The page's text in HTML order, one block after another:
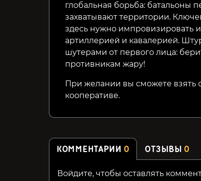
глобальная борьба: батальоны
захватывают территории.
здесь нужно импровизировать
артиллерией и кавалерией.
шутерами от первого лица:
противникам жару!
При желании вы сможете взять
кооперативе.
КОММЕНТАРИИ 0 ОТЗЫВЫ 0
Войдите, чтобы оставлять